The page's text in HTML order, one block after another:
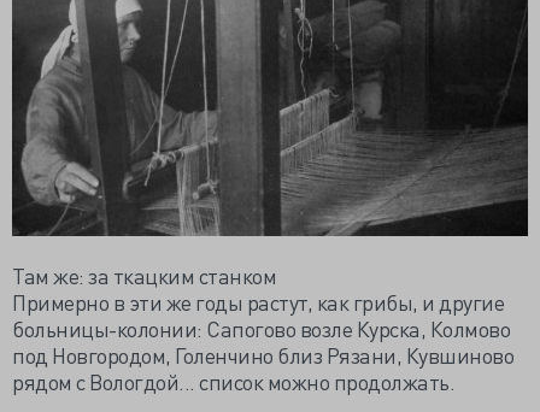
Там же: за ткацким станком
Примерно в эти же годы растут, как грибы, и другие
больницы-колонии: Сапогово возле Курска, Колмово
под Новгородом, Голенчино близ Рязани, Кувшиново
рядом с Вологдой... список можно продолжать.